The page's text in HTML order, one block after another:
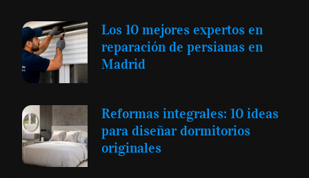
Los 10 mejores expertos en
reparación de persianas en
Madrid
Reformas integrales: 10 ideas
para diseñar dormitorios
originales